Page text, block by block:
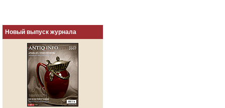
Новый выпуск журнала